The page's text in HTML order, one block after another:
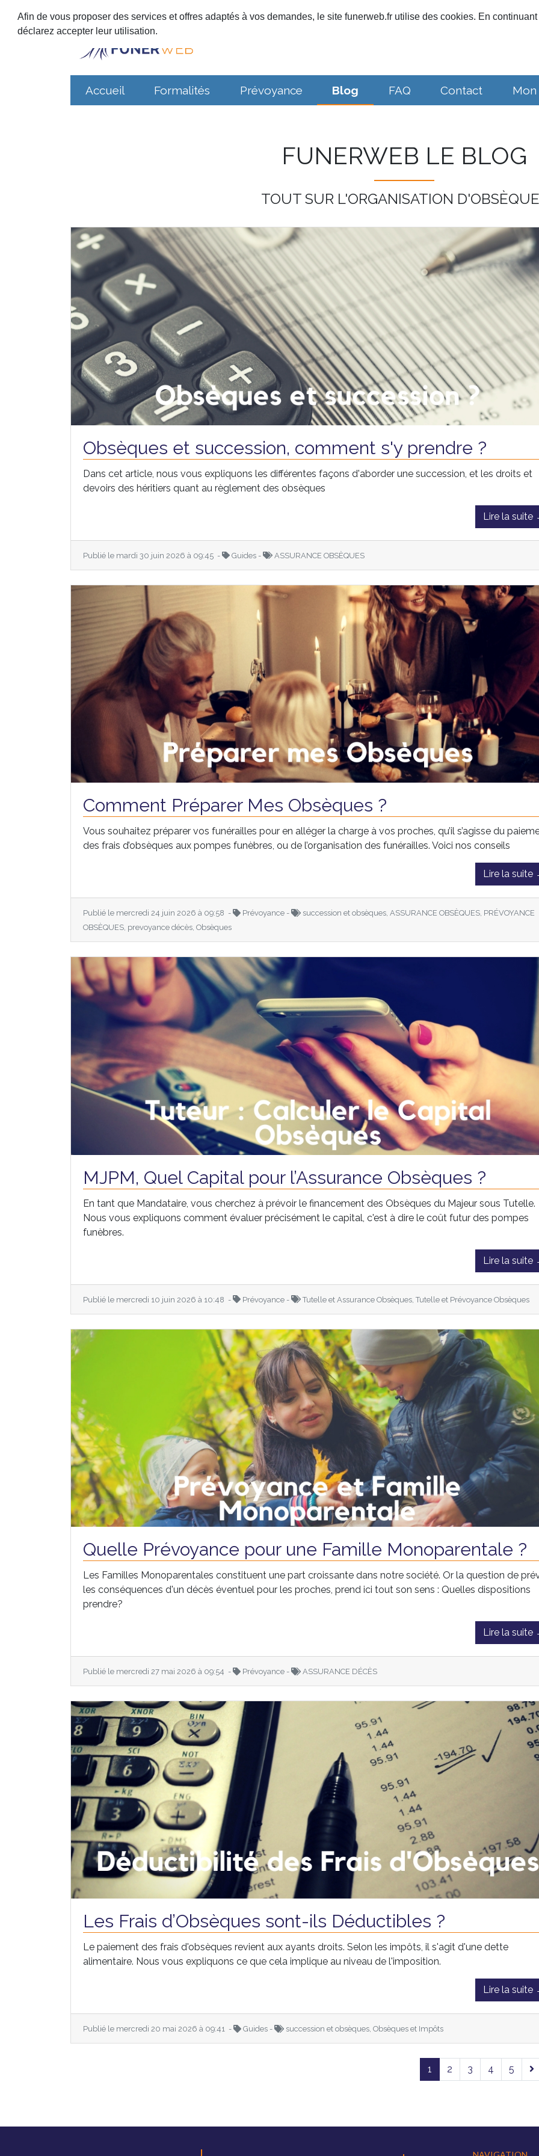
Afin de vous proposer des services et offres adaptés à vos demandes, le site funerweb.fr utilise des cookies. En
déclarez accepter leur utilisation.
Accueil Formalités Prévoyance Blog FAQ Contact
FUNERWEB LE BLOG
TOUT SUR L'ORGANISATION
Obsèques et succession, comment s'y prendre ?
Dans cet article, nous vous expliquons les différentes façons d'aborder une succession, et les droits et
devoirs des héritiers quant au règlement des obsèques
Lire la suite
Publié le mardi 30 juin 2026 à 09:45 - Guides - ASSURANCE OBSÈQUES
Comment Préparer Mes Obsèques ?
Vous souhaitez préparer vos funérailles pour en alléger la charge à vos proches, qu’il s’agisse du
des frais d’obsèques aux pompes funèbres, ou de l’organisation des funérailles. Voici nos conseils
Lire la suite
Publié le mercredi 24 juin 2026 à 09:58 - Prévoyance -
succession et obsèques, ASSURANCE OBSÈQUES, PRÉVOYANCE
OBSÈQUES, prevoyance décès, Obsèques
MJPM, Quel Capital pour l’Assurance Obsèques ?
En tant que Mandataire, vous cherchez à prévoir le financement des Obsèques du Majeur sous Tutelle.
Nous vous expliquons comment évaluer précisément le capital, c'est à dire le coût futur des pompes
funèbres.
Lire la suite
Publié le mercredi 10 juin 2026 à 10:48 - Prévoyance - Tutelle et Assurance Obsèques, Tutelle et Prévoyance Obsèques
Quelle Prévoyance pour une Famille Monoparentale ?
Les Familles Monoparentales constituent une part croissante dans notre société. Or la question de
les conséquences d'un décès éventuel pour les proches, prend ici tout son sens : Quelles dispositions
prendre?
Lire la suite
Publié le mercredi 27 mai 2026 à 09:54 - Prévoyance - ASSURANCE DÉCÈS
Les Frais d’Obsèques sont-ils Déductibles ?
Le paiement des frais d'obsèques revient aux ayants droits. Selon les impôts, il s'agit d'une dette
alimentaire. Nous vous expliquons ce que cela implique au niveau de l'imposition.
Lire la suite
Publié le mercredi 20 mai 2026 à 09:41 - Guides - succession et obsèques, Obsèques et Impôts
1 2 3 4 5